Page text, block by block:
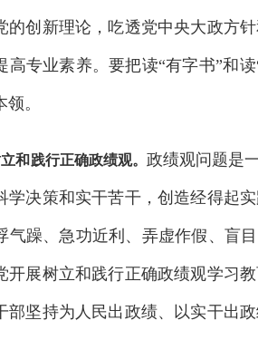
的创新理论，吃透党中央大政方
高专业素养。要把读“有字书”和
。
和践行正确政绩观。 政绩观问题是
学决策和实干苦干，创造经得起
气躁、急功近利、弄虚作假、盲
开展树立和践行正确政绩观学习
部坚持为人民出政绩、以实干出